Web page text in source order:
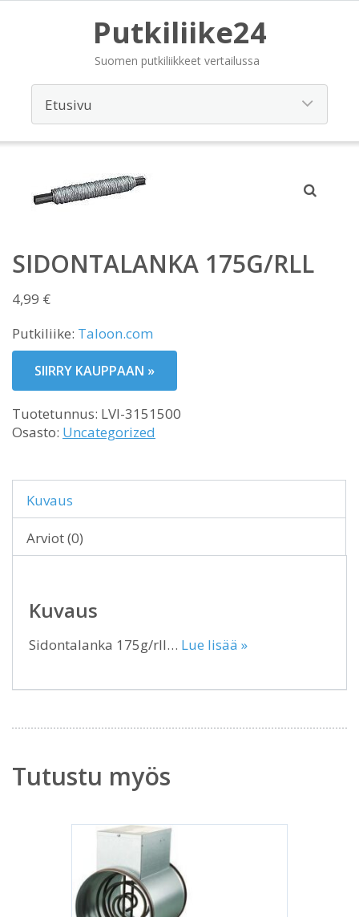
Putkiliike24
Suomen putkiliikkeet vertailussa
SIDONTALANKA 175G/RLL
4,99 €
Putkiliike: Taloon.com
SIIRRY KAUPPAAN »
Tuotetunnus: LVI-3151500
Osasto: Uncategorized
Kuvaus
Arviot (0)
Kuvaus
Sidontalanka 175g/rll… Lue lisää »
Tutustu myös